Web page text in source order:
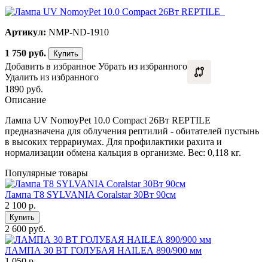
Артикул: NMP-ND-1910
1 750 руб. Купить
Добавить в избранное Убрать из избранного
Удалить из избранного
1890 руб.
Описание
Лампа UV NomoyPet 10.0 Compact 26Вт REPTILE
предназначена для облучения рептилий - обитателей пустынь
в высоких террариумах. Для профилактики рахита и
нормализации обмена кальция в организме. Вес: 0,118 кг.
Популярные товары
Лампа Т8 SYLVANIA Coralstar 30Вт 90см
2 100 р.
Купить
2 600 руб.
ЛАМПА 30 ВТ ГОЛУБАЯ HAILEА 890/900 мм